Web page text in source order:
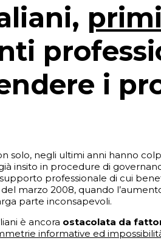
i
solo, negli ultimi anni hanno
insito in procedure di
professionale di cui
marzo 2008, quando
parte inconsapevoli.
è ancora ostacolata da
informative ed